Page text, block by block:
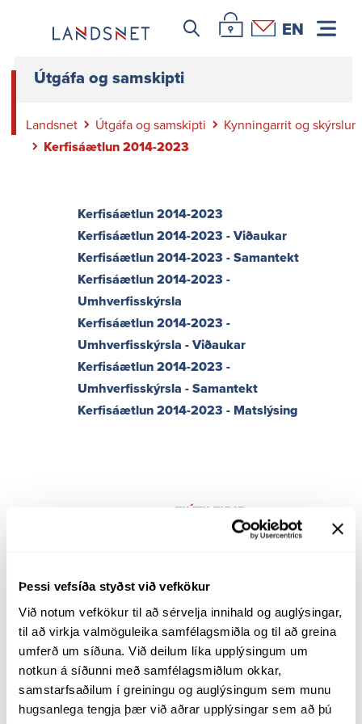
Þessi vefsíða styðst við vefkökur
Við notum vefkökur til að sérvelja innihald og auglýsingar,
til að virkja valmöguleika samfélagsmiðla og til að greina
umferð um síðuna. Við deilum líka upplýsingum um
notkun á síðunni með samfélagsmiðlum okkar,
samstarfsaðilum í greiningu og auglýsingum sem munu
hugsanlega tengja þær við aðrar upplýsingar sem að þú
Leitar iconÞjónustuvefur Landsnets
Hafa samband
EN
Eldri útgáfur netmála
Endurskoðun á netmálum
Upprunaábyrgðir raforku | Landsnet
Tilboð - ársfj 3. 2018
Tilboð - ársfj 2. 2018
Tilboð - ársfj 2. 2019
Tilboð - ársfj 1. 2019
Tilboð - ársfj 4. 2019
Tilboð - ársfj 3. 2019
Tilboð - ársfj 1. 2020
Tilboð - ársfj 3. 2020
Tilboð - ársfj 3. 2022
Tilboð - ársfj 4. 2022
Tilboð - ársfj 1. 2023
Tilboð - ársfj 2. 2023
Tilboð - Grunntöp ársfj 3. 2023 - ársfj 2. 2024
Tilboð - Viðbótartöp ársfj 3. 2023
Útgáfa og samskipti
Landsnet Útgáfa og samskipti
Kynningarrit og skýrslur
Kerfisáætlun 2014-2023
Kerfisáætlun 2014-2023
Kerfisáætlun 2014-2023 - Viðaukar
Kerfisáætlun 2014-2023 - Samantekt
Kerfisáætlun 2014-2023 -
Umhverfisskýrsla
Kerfisáætlun 2014-2023 -
Umhverfisskýrsla - Viðaukar
Kerfisáætlun 2014-2023 -
Umhverfisskýrsla - Samantekt
Kerfisáætlun 2014-2023 - Matslýsing
FLÝTI­LEIÐIR
Persónuverndarreglur
Hlaðvarp
Myndbönd
Styrkir og auglýsingar
Hugtakasafn